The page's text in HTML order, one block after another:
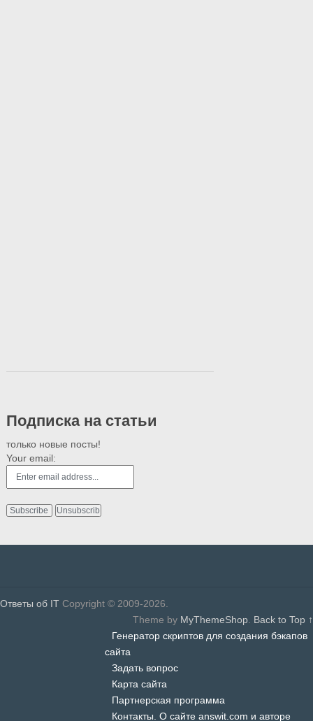
Подписка на статьи
только новые посты!
Your email:
Ответы об IT Copyright © 2009-2026.
Theme by MyThemeShop Back to Top ↑
Генератор скриптов для создания бэкапов
сайта
Задать вопрос
Карта сайта
Партнерская программа
Контакты. О сайте answit.com и авторе